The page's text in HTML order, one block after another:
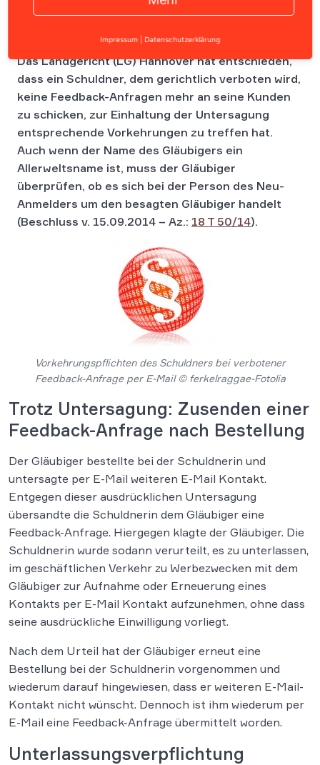
Das Landgericht (LG) Hannover hat entschieden,
dass ein Schuldner, dem gerichtlich verboten wird,
keine Feedback-Anfragen mehr an seine Kunden
zu schicken, zur Einhaltung der Untersagung
entsprechende Vorkehrungen zu treffen hat.
Auch wenn der Name des Gläubigers ein
Allerweltsname ist, muss der Gläubiger
überprüfen, ob es sich bei der Person des Neu-
Anmelders um den besagten Gläubiger handelt
(Beschluss v. 15.09.2014 – Az.: 18 T 50/14).
Vorkehrungspflichten des Schuldners bei verbotener
Feedback-Anfrage per E-Mail © ferkelraggae-Fotolia
Trotz Untersagung: Zusenden einer
Feedback-Anfrage nach Bestellung
Der Gläubiger bestellte bei der Schuldnerin und
untersagte per E-Mail weiteren E-Mail Kontakt.
Entgegen dieser ausdrücklichen Untersagung
übersandte die Schuldnerin dem Gläubiger eine
Feedback-Anfrage. Hiergegen klagte der Gläubiger. Die
Schuldnerin wurde sodann verurteilt, es zu unterlassen,
im geschäftlichen Verkehr zu Werbezwecken mit dem
Gläubiger zur Aufnahme oder Erneuerung eines
Kontakts per E-Mail Kontakt aufzunehmen, ohne dass
seine ausdrückliche Einwilligung vorliegt.
Nach dem Urteil hat der Gläubiger erneut eine
Bestellung bei der Schuldnerin vorgenommen und
wiederum darauf hingewiesen, dass er weiteren E-Mail-
Kontakt nicht wünscht. Dennoch ist ihm wiederum per
E-Mail eine Feedback-Anfrage übermittelt worden.
Unterlassungsverpflichtung
Impressum Datenschutzerklärung